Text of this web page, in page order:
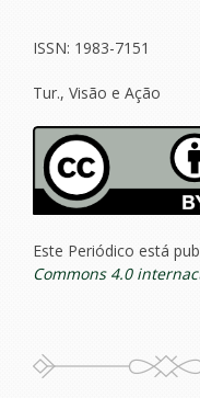
ISSN: 1983-7151
Tur., Visão e Ação
Este Periódico está
Commons 4.0